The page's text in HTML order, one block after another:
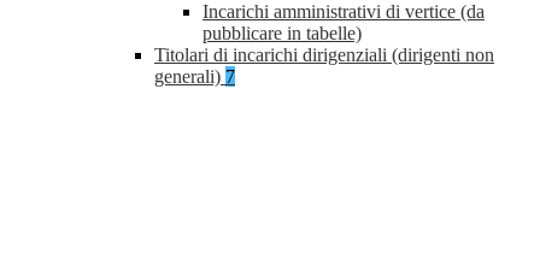
Incarichi amministrativi di vertice (da
pubblicare in tabelle)
Titolari di incarichi dirigenziali (dirigenti non
generali) 7